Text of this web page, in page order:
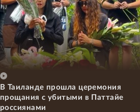
В Таиланде прошла церемония
прощания с убитыми в Паттайе
россиянами